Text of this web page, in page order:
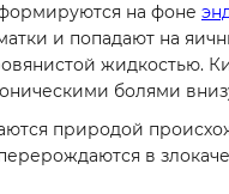
на фоне
и попадают на
жидкостью.
болями
природой
в